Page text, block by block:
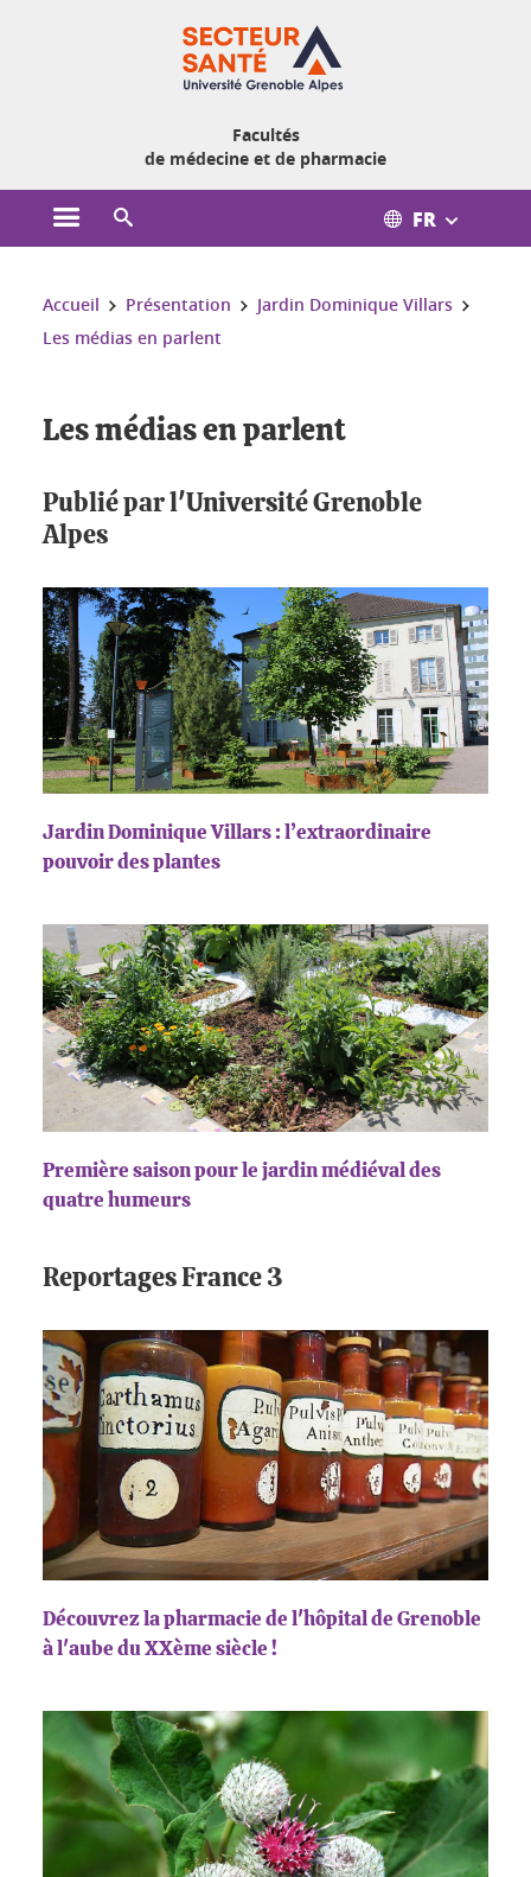
Facultés
de médecine et de pharmacie
Ouvrir le menu principal FR
Vous êtes ici :
Accueil Présentation
Jardin Dominique Villars
Les médias en parlent
Les médias en parlent
Publié par l'Université Grenoble
Alpes
Jardin Dominique Villars : l’extraordinaire
pouvoir des plantes
Première saison pour le jardin médiéval des
quatre humeurs
Reportages France 3
Découvrez la pharmacie de l'hôpital de Grenoble
à l'aube du XXème siècle !